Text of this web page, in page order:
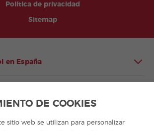
Política de privacidad
Sitemap
en España
DE COOKIES
sitio web se utilizan para personalizar